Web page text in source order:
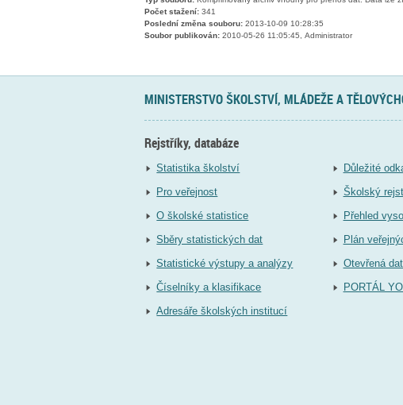
Počet stažení: 341
Poslední změna souboru: 2013-10-09 10:28:35
Soubor publikován: 2010-05-26 11:05:45, Administrator
MINISTERSTVO ŠKOLSTVÍ, MLÁDEŽE A
Rejstříky, databáze
Statistika školství
Pro veřejnost
O školské statistice
Sběry statistických dat
Statistické výstupy a analýzy
Číselníky a klasifikace
Adresáře školských institucí
Důležité
Školský
Přehled
Plán
Otevřená
PORTÁL